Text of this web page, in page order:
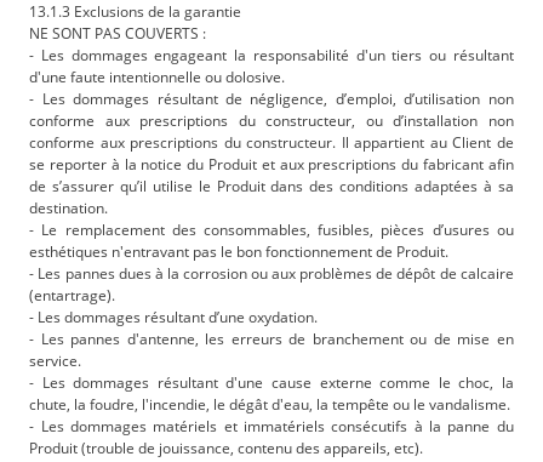
13.1.3 Exclusions de la garantie
NE SONT PAS COUVERTS :
- Les dommages engageant la responsabilité d'un tiers ou résultant
d'une faute intentionnelle ou dolosive.
- Les dommages résultant de négligence, d’emploi, d’utilisation non
conforme aux prescriptions du constructeur, ou d’installation non
conforme aux prescriptions du constructeur. Il appartient au Client de
se reporter à la notice du Produit et aux prescriptions du fabricant afin
de s’assurer qu’il utilise le Produit dans des conditions adaptées à sa
destination.
- Le remplacement des consommables, fusibles, pièces d’usures ou
esthétiques n'entravant pas le bon fonctionnement de Produit.
- Les pannes dues à la corrosion ou aux problèmes de dépôt de calcaire
(entartrage).
- Les dommages résultant d’une oxydation.
- Les pannes d'antenne, les erreurs de branchement ou de mise en
service.
- Les dommages résultant d'une cause externe comme le choc, la
chute, la foudre, l'incendie, le dégât d'eau, la tempête ou le vandalisme.
- Les dommages matériels et immatériels consécutifs à la panne du
Produit (trouble de jouissance, contenu des appareils, etc).